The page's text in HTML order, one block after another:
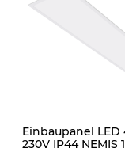
Einbaupanel LED
230V IP44 NEMIS